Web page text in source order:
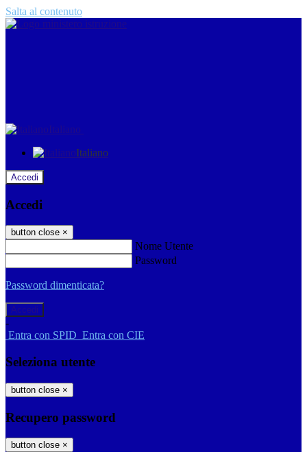
Salta al contenuto
Italiano
Italiano
Accedi
Accedi
button close ×
Nome Utente
Password
Password dimenticata?
-
Entra con SPID Entra con CIE
Seleziona utente
button close ×
Recupero password
button close ×